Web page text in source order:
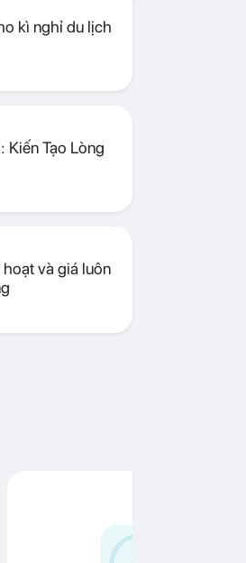
kì nghỉ du lịch
Kiến Tạo Lòng
và giá luôn